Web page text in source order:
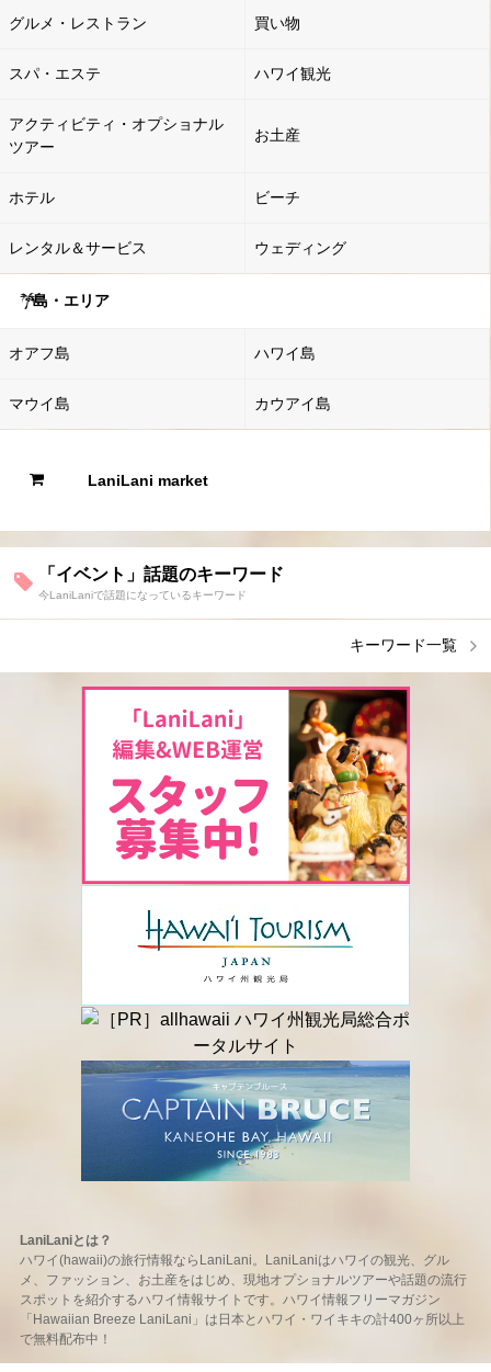
グルメ・レストラン 買い物
スパ・エステ ハワイ観光
アクティビティ・オプショナル
ツアー
お土産
ホテル ビーチ
レンタル＆サービス ウェディング
島・エリア
オアフ島 ハワイ島
マウイ島 カウアイ島
LaniLani market
「イベント」話題のキーワード
今LaniLaniで話題になっているキーワード
キーワード一覧
LaniLaniとは？
ハワイ(hawaii)の旅行情報ならLaniLani。LaniLaniはハワイの観光、グル
メ、ファッション、お土産をはじめ、現地オプショナルツアーや話題の流行
スポットを紹介するハワイ情報サイトです。ハワイ情報フリーマガジン
「Hawaiian Breeze LaniLani」は日本とハワイ・ワイキキの計400ヶ所以上
で無料配布中！